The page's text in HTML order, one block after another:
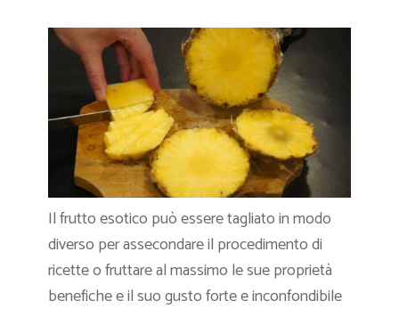
Il frutto esotico può essere tagliato in modo
diverso per assecondare il procedimento di
ricette o fruttare al massimo le sue proprietà
benefiche e il suo gusto forte e inconfondibile